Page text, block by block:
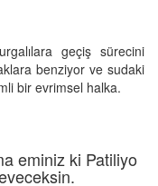
geçiş sürecini
benziyor ve sudaki
bir evrimsel halka.
eminiz ki Patiliyo